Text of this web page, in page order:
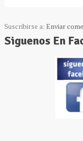
Suscribirse a: Enviar
Siguenos En